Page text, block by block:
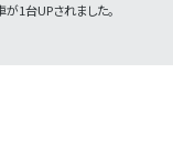
が1台UPされました。